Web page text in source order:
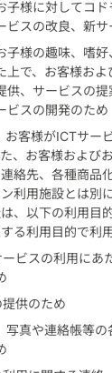
子様に対してコ
ビスの改良、新
子様の趣味、嗜
上で、お客様お
供、サービスの
ビスの開発のため
お客様がICTサー
、お客様および
絡先、各種商品
利用施設とは別
、以下の利用目
る利用目的で利用
ビスの利用にあ
供のため
写真や連絡帳等